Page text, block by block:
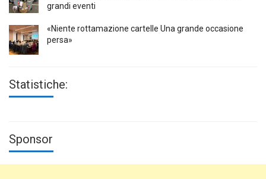
grandi eventi
«Niente rottamazione cartelle Una grande occasione
persa»
Statistiche:
Sponsor